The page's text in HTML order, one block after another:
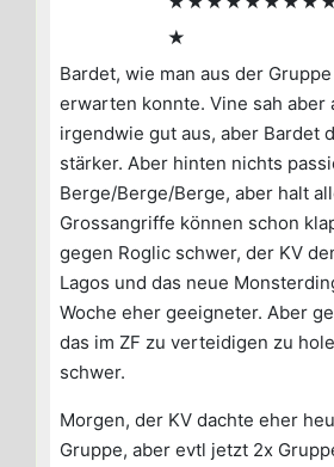
★
Bardet, wie man aus der
erwarten konnte. Vine sah aber
irgendwie gut aus, aber Bardet
stärker. Aber hinten nichts
Berge/Berge/Berge, aber halt
Grossangriffe können schon
gegen Roglic schwer, der KV
Lagos und das neue
Woche eher geeigneter. Aber
das im ZF zu verteidigen zu
schwer.
Morgen, der KV dachte eher
Gruppe, aber evtl jetzt 2x